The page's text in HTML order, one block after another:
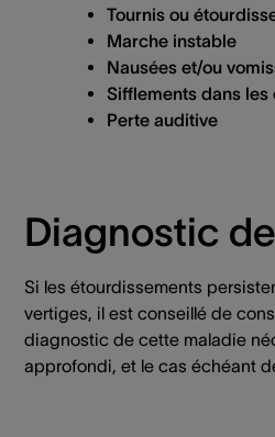
Tournis ou
Marche instable
Nausées et/ou
Sifflements dans les
Perte auditive
Diagnostic
Si les étourdissements
vertiges, il est conseillé de
diagnostic de cette maladie
approfondi, et le cas échéant